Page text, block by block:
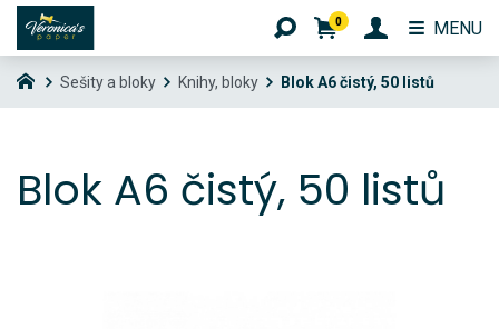
Sešity a bloky Knihy, bloky Blok A6 čistý, 50 listů
Blok A6 čistý, 50 listů
0 MENU